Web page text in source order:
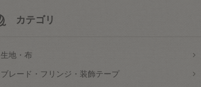
カテゴリ
生地・布
ブレード・フリンジ・装飾テープ